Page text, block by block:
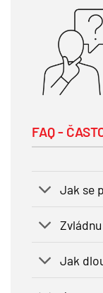
FAQ -
Jak se
Jak